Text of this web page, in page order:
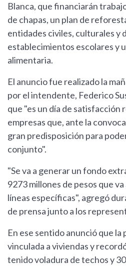
Blanca, que financiarán
de chapas, un plan de
entidades civiles, culturales y
establecimientos escolares y
alimentaria.
El anuncio fue realizado la
por el intendente, Federico
que "es un día de satisfacción
empresas que, ante la
gran predisposición para
conjunto".
"Se va a generar un fondo
9273 millones de pesos que
líneas específicas", agregó
de prensa junto a los
En ese sentido anunció que la
vinculada a viviendas y
tenido voladura de techos y